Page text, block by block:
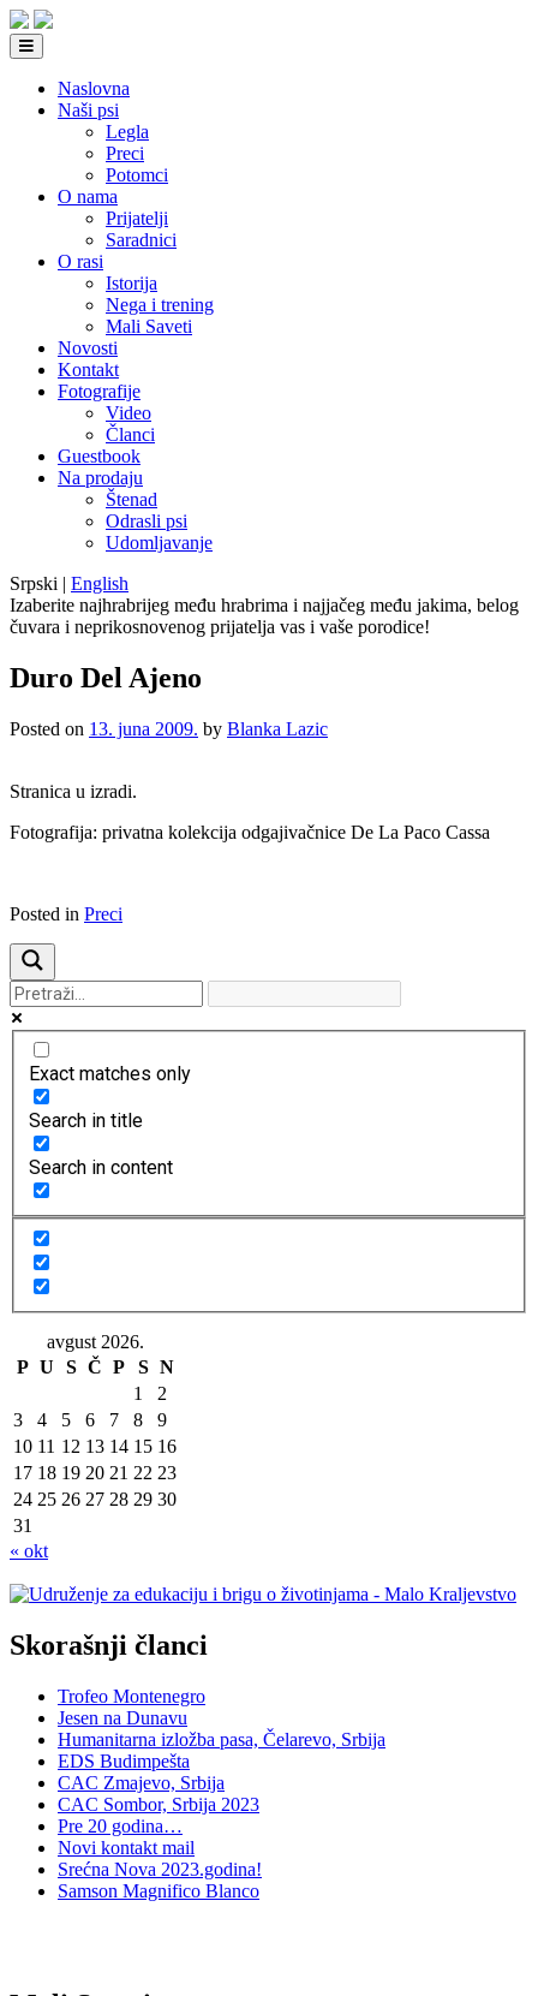
Naslovna
Naši psi
Legla
Preci
Potomci
O nama
Prijatelji
Saradnici
O rasi
Istorija
Nega i trening
Mali Saveti
Novosti
Kontakt
Fotografije
Video
Članci
Guestbook
Na prodaju
Štenad
Odrasli psi
Udomljavanje
Srpski | English
Izaberite najhrabrijeg među hrabrima i najjačeg među jakima, belog
čuvara i neprikosnovenog prijatelja vas i vaše porodice!
Duro Del Ajeno
Posted on 13. juna 2009. by Blanka Lazic
Stranica u izradi.
Fotografija: privatna kolekcija odgajivačnice De La Paco Cassa
Posted in Preci
Exact matches only
Search in title
Search in content
avgust 2026.
P U S Č P S N
1
2
3
4 5 6 7 8
9
10 11 12 13 14 15 16
17 18 19 20 21 22 23
24 25 26 27 28 29 30
31
« okt
Skorašnji članci
Trofeo Montenegro
Jesen na Dunavu
Humanitarna izložba pasa, Čelarevo, Srbija
EDS Budimpešta
CAC Zmajevo, Srbija
CAC Sombor, Srbija 2023
Pre 20 godina…
Novi kontakt mail
Srećna Nova 2023.godina!
Samson Magnifico Blanco